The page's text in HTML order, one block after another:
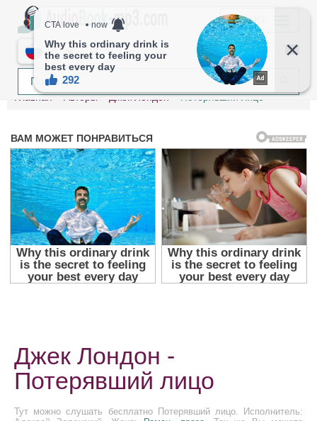
МЕНЮ
RU
Главная Авторы Джек Лондон Потерявший лицо
Джек Лондон -
Потерявший лицо
Тут можно слушать бесплатно Потерявший лицо. Исполнитель: